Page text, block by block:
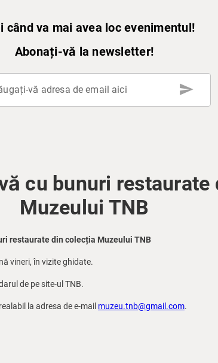
când va mai avea loc evenimentul!
Abonați-vă la newsletter!
vă adresa de email aici send
cu bunuri
Muzeului TNB
restaurate din colecția Muzeului TNB
vineri, în vizite ghidate.
de pe site-ul TNB.
la adresa de e-mail muzeu.tnb@gmail.com.